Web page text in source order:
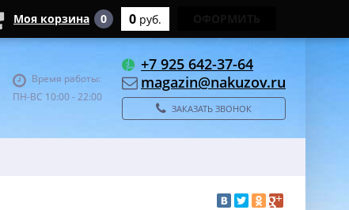
Время работы:
ПН-ВС 10:00 - 22:00
+7 925 642-37-64
magazin@nakuzov.ru
ЗАКАЗАТЬ ЗВОНОК
Моя корзина 0 0 руб.